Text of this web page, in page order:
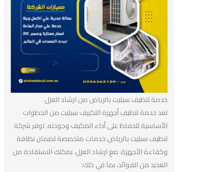
خدمة تنظيف سبليت بالرياض من ارشاد العزل
تعد خدمة تنظيف أجهزة التكييف سبليت من الخطوات
الأساسية للحفاظ على أداء المكيف وجودته. توفر شركة
تنظيف سبليت بالرياض خدمات متخصصة لضمان نظافة
وكفاءة الأجهزة. مع ارشاد العزل، يمكنك الاستفادة من
العديد من الفوائد، بما في ذلك: